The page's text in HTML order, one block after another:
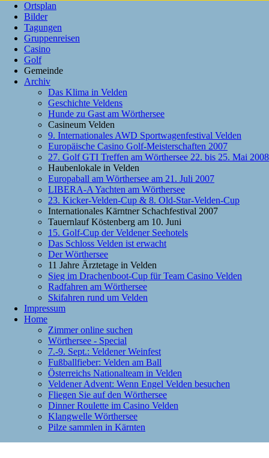
Ortsplan
Bilder
Tagungen
Gruppenreisen
Casino
Golf
Gemeinde
Archiv
Das Klima in Velden
Geschichte Veldens
Hunde zu Gast am Wörthersee
Casineum Velden
9. Internationales AWD Sportwagenfestival Velden
Europäische Casino Golf-Meisterschaften 2007
27. Golf GTI Treffen am Wörthersee 22. bis 25. Mai 2008
Haubenlokale in Velden
Europaball am Wörthersee am 21. Juli 2007
LIBERA-A Yachten am Wörthersee
23. Kicker-Velden-Cup & 8. Old-Star-Velden-Cup
Internationales Kärntner Schachfestival 2007
Tauernlauf Köstenberg am 10. Juni
15. Golf-Cup der Veldener Seehotels
Das Schloss Velden ist erwacht
Der Wörthersee
11 Jahre Ärztetage in Velden
Sieg im Drachenboot-Cup für Team Casino Velden
Radfahren am Wörthersee
Skifahren rund um Velden
Impressum
Home
Zimmer online suchen
Wörthersee - Special
7.-9. Sept.: Veldener Weinfest
Fußballfieber: Velden am Ball
Österreichs Nationalteam in Velden
Veldener Advent: Wenn Engel Velden besuchen
Fliegen Sie auf den Wörthersee
Dinner Roulette im Casino Velden
Klangwelle Wörthersee
Pilze sammlen in Kärnten